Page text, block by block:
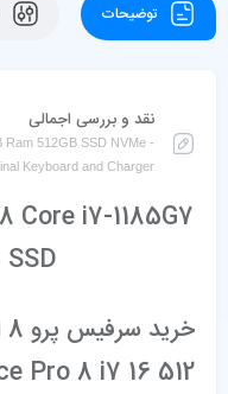
توضیحات
نقد و بررسی اجمالی
512GB SSD NVMe -
Keyboard and Charger
i7-1185G7
SSD